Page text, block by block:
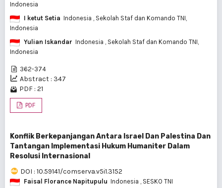
Indonesia
I ketut Setia Indonesia , Sekolah Staf dan Komando TNI,
Indonesia
Yulian Iskandar Indonesia , Sekolah Staf dan Komando TNI,
Indonesia
362-374
Abstract : 347
PDF : 21
PDF
Konflik Berkepanjangan Antara Israel Dan Palestina Dan
Tantangan Implementasi Hukum Humaniter Dalam
Resolusi Internasional
DOI : 10.59141/comserva.v5i1.3152
Faisal Florance Napitupulu Indonesia , SESKO TNI